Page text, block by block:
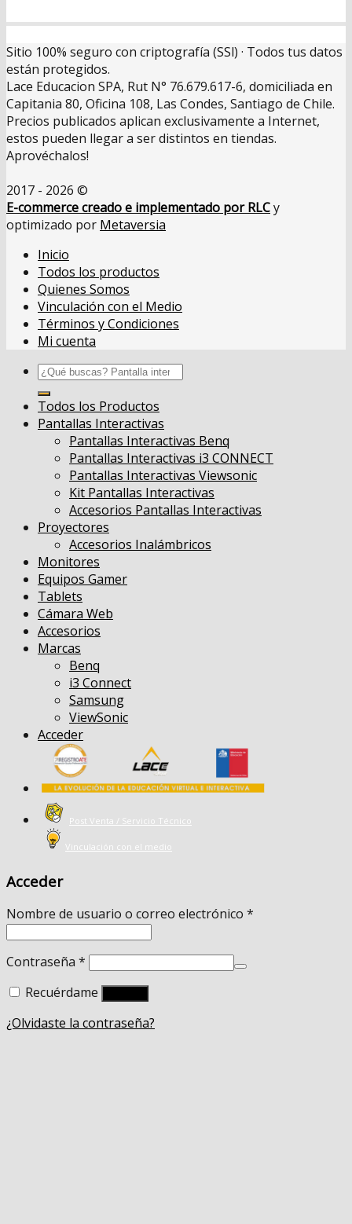
Sitio 100% seguro con criptografía (SSl) · Todos tus datos
están protegidos.
Lace Educacion SPA, Rut N° 76.679.617-6, domiciliada en
Capitania 80, Oficina 108, Las Condes, Santiago de Chile.
Precios publicados aplican exclusivamente a Internet,
estos pueden llegar a ser distintos en tiendas.
Aprovéchalos!
2017 - 2026 ©
E-commerce creado e implementado por RLCy
optimizado por Metaversia
Inicio
Todos los productos
Quienes Somos
Vinculación con el Medio
Términos y Condiciones
Mi cuenta
Buscar
por:
Todos los Productos
Pantallas Interactivas
Pantallas Interactivas Benq
Pantallas Interactivas i3 CONNECT
Pantallas Interactivas Viewsonic
Kit Pantallas Interactivas
Accesorios Pantallas Interactivas
Proyectores
Accesorios Inalámbricos
Monitores
Equipos Gamer
Tablets
Cámara Web
Accesorios
Marcas
Benq
i3 Connect
Samsung
ViewSonic
Acceder
Post Venta / Servicio Técnico
Vinculación con el medio
Acceder
Nombre de usuario o correo electrónico *
Contraseña *
Recuérdame
¿Olvidaste la contraseña?